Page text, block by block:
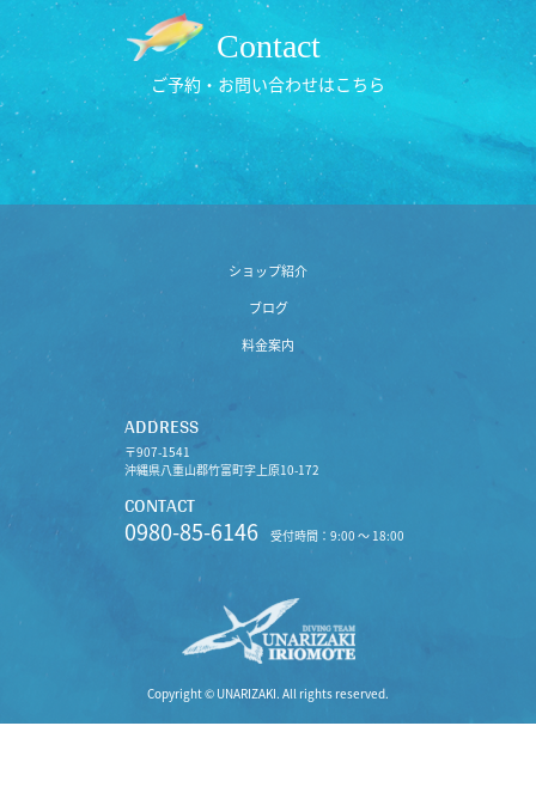
Contact
ご予約・お問い合わせはこちら
ショップ紹介
ブログ
料金案内
ADDRESS
〒907-1541
沖縄県八重山郡竹富町字上原10-172
CONTACT
0980-85-6146 受付時間：9:00 〜 18:00
Copyright © UNARIZAKI. All rights reserved.